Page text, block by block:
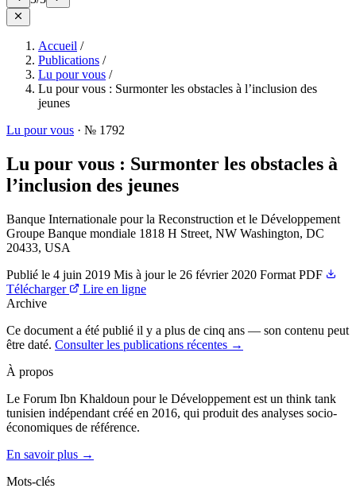
Accueil /
Publications /
Lu pour vous /
Lu pour vous : Surmonter les obstacles à l’inclusion des
jeunes
Lu pour vous · № 1792
Lu pour vous : Surmonter les obstacles à
l’inclusion des jeunes
Banque Internationale pour la Reconstruction et le Développement
Groupe Banque mondiale 1818 H Street, NW Washington, DC
20433, USA
Publié le 4 juin 2019 Mis à jour le 26 février 2020 Format PDF
Télécharger
Lire en ligne
Archive
Ce document a été publié il y a plus de cinq ans — son contenu peut
être daté. Consulter les publications récentes →
À propos
Le Forum Ibn Khaldoun pour le Développement est un think tank
tunisien indépendant créé en 2016, qui produit des analyses socio-
économiques de référence.
En savoir plus →
Mots-clés